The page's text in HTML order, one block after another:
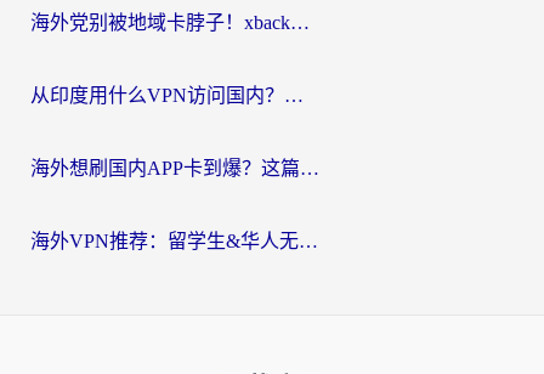
海外党别被地域卡脖子！xback回国加速器选择全攻略，轻松刷剧玩国服
从印度用什么VPN访问国内？海外党亲测的无缝回国上网指南
海外想刷国内APP卡到爆？这篇海外访问国内服务器加速指南帮你解决所有问题
海外VPN推荐：留学生&华人无缝访问国内资源的避坑指南